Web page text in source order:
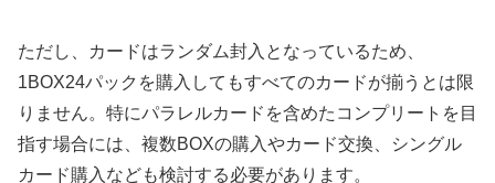
ただし、カードはランダム封入となっているため、
1BOX24パックを購入してもすべてのカードが揃うとは限
りません。特にパラレルカードを含めたコンプリートを目
指す場合には、複数BOXの購入やカード交換、シングル
カード購入なども検討する必要があります。